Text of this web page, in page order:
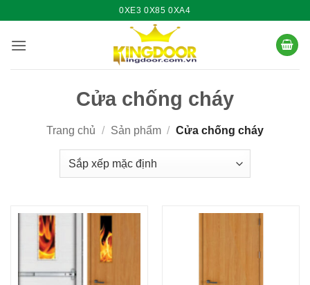
nội
0XE3 0X85 0XA4
Cửa chống cháy
Trang chủ / Sản phẩm / Cửa chống cháy